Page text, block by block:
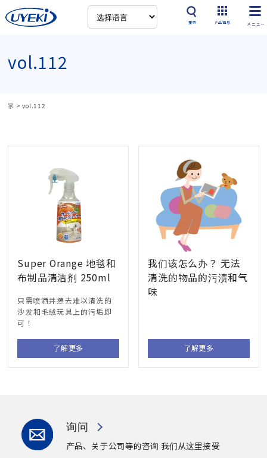
搜索 产品信息
vol.112
家 >vol.112
Super Orange 地毯和
布制品清洁剂 250ml
只需喷洒并擦去难以清洗的
沙发和毛绒玩具上的污垢即
可！
了解更多
我们该怎么办？ 无法
清洗的物品的污渍和气
味
了解更多
询问
产品、关于公司等的咨询 我们从这里接受